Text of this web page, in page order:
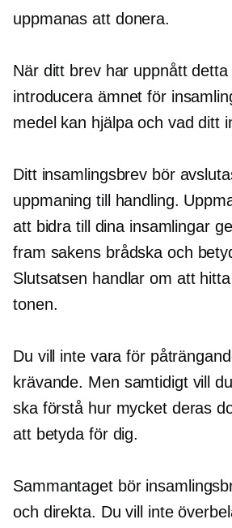
uppmanas att donera.
När ditt brev har uppnått
introducera ämnet för
medel kan hjälpa och vad ditt
Ditt insamlingsbrev bör
uppmaning till handling.
att bidra till dina insamlingar
fram sakens brådska och
Slutsatsen handlar om att
tonen.
Du vill inte vara för
krävande. Men samtidigt vill
ska förstå hur mycket deras
att betyda för dig.
Sammantaget bör
och direkta. Du vill inte